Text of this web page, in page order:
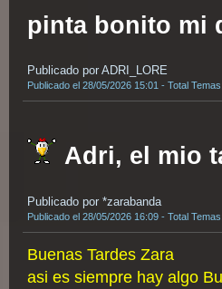
pinta bonito mi
Publicado por ADRI_LORE
Publicado el 28/05/2026 15:01 - Total
Adri, el mio
Publicado por *zarabanda
Publicado el 28/05/2026 16:09 - Total
Buenas Tardes Zara
asi es siempre hay algo